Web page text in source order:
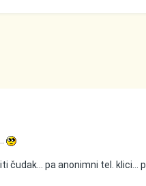
čudak... pa anonimni tel. klici...